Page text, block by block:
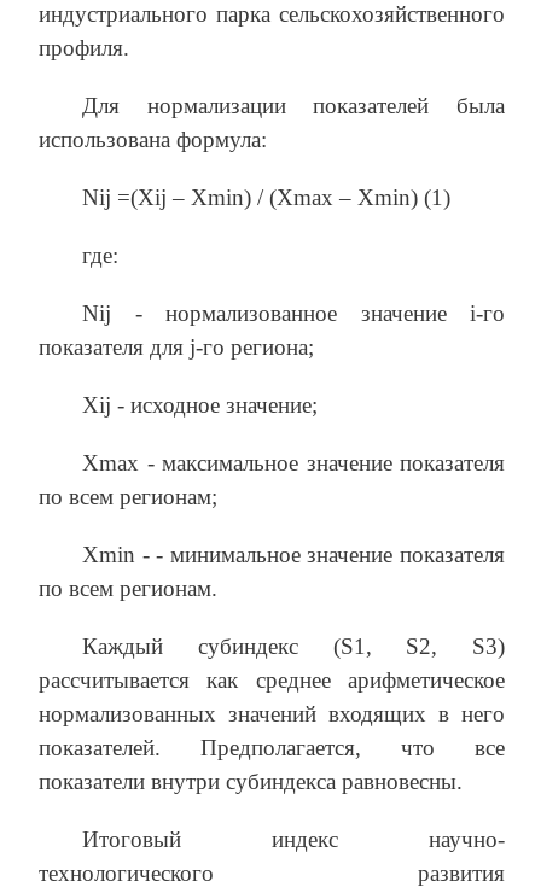
индустриального парка сельскохозяйственного
профиля.
Для нормализации показателей была
использована формула:
Nij =(Xij – Xmin) / (Xmax – Xmin) (1)
где:
Nij - нормализованное значение i-го
показателя для j-го региона;
Xij - исходное значение;
Xmax - максимальное значение показателя
по всем регионам;
Xmin - - минимальное значение показателя
по всем регионам.
Каждый субиндекс (S1, S2, S3)
рассчитывается как среднее арифметическое
нормализованных значений входящих в него
показателей. Предполагается, что все
показатели внутри субиндекса равновесны.
Итоговый индекс научно-
технологического развития